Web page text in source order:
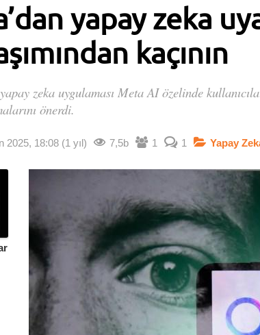
yapay zeka
kaçının
zeka uygulaması Meta AI özelinde
önerdi.
2025, 18:08 (1 yıl) 7,5b 1 1 Yapay